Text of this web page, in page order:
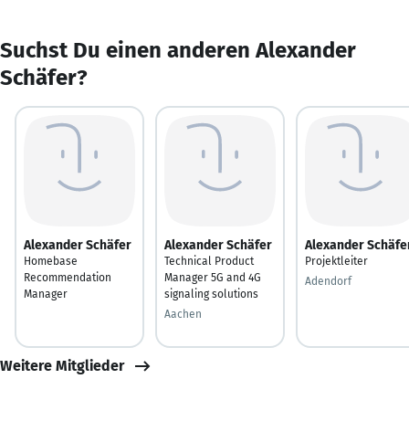
Suchst Du einen anderen Alexander
Schäfer?
Alexander Schäfer
Homebase
Recommendation
Manager
Alexander Schäfer
Technical Product
Manager 5G and 4G
signaling solutions
Aachen
Alexander
Projektleiter
Adendorf
Weitere Mitglieder